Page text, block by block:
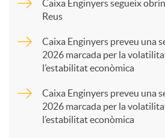
a
Caixa Enginyers segueix
Reus
Caixa Enginyers preveu una
2026 marcada per la
l’estabilitat econòmica
Caixa Enginyers preveu una
2026 marcada per la
l’estabilitat econòmica